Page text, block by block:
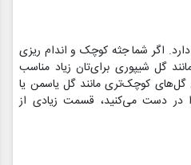
اگر شما جثه کوچک و اندام ریزی
گل شیپوری برای‌تان زیاد مناسب
کوچک‌تری مانند گل یاسمن یا
در دست می‌کنید، قسمت زیادی از